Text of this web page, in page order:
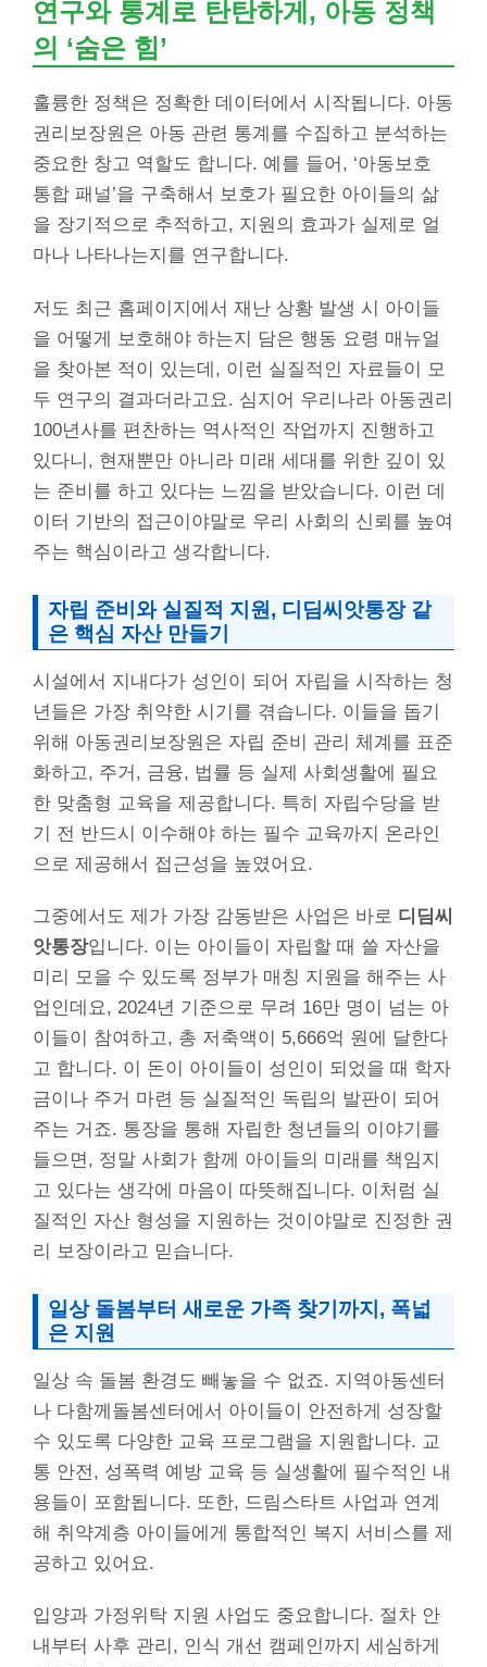
연구와 통계로 탄탄하게, 아동 정책
의 ‘숨은 힘’
훌륭한 정책은 정확한 데이터에서 시작됩니다. 아동
권리보장원은 아동 관련 통계를 수집하고 분석하는
중요한 창고 역할도 합니다. 예를 들어, ‘아동보호
통합 패널’을 구축해서 보호가 필요한 아이들의 삶
을 장기적으로 추적하고, 지원의 효과가 실제로 얼
마나 나타나는지를 연구합니다.
저도 최근 홈페이지에서 재난 상황 발생 시 아이들
을 어떻게 보호해야 하는지 담은 행동 요령 매뉴얼
을 찾아본 적이 있는데, 이런 실질적인 자료들이 모
두 연구의 결과더라고요. 심지어 우리나라 아동권리
100년사를 편찬하는 역사적인 작업까지 진행하고
있다니, 현재뿐만 아니라 미래 세대를 위한 깊이 있
는 준비를 하고 있다는 느낌을 받았습니다. 이런 데
이터 기반의 접근이야말로 우리 사회의 신뢰를 높여
주는 핵심이라고 생각합니다.
자립 준비와 실질적 지원, 디딤씨앗통장 같
은 핵심 자산 만들기
시설에서 지내다가 성인이 되어 자립을 시작하는 청
년들은 가장 취약한 시기를 겪습니다. 이들을 돕기
위해 아동권리보장원은 자립 준비 관리 체계를 표준
화하고, 주거, 금융, 법률 등 실제 사회생활에 필요
한 맞춤형 교육을 제공합니다. 특히 자립수당을 받
기 전 반드시 이수해야 하는 필수 교육까지 온라인
으로 제공해서 접근성을 높였어요.
그중에서도 제가 가장 감동받은 사업은 바로 디딤씨
앗통장입니다. 이는 아이들이 자립할 때 쓸 자산을
미리 모을 수 있도록 정부가 매칭 지원을 해주는 사
업인데요, 2024년 기준으로 무려 16만 명이 넘는 아
이들이 참여하고, 총 저축액이 5,666억 원에 달한다
고 합니다. 이 돈이 아이들이 성인이 되었을 때 학자
금이나 주거 마련 등 실질적인 독립의 발판이 되어
주는 거죠. 통장을 통해 자립한 청년들의 이야기를
들으면, 정말 사회가 함께 아이들의 미래를 책임지
고 있다는 생각에 마음이 따뜻해집니다. 이처럼 실
질적인 자산 형성을 지원하는 것이야말로 진정한 권
리 보장이라고 믿습니다.
일상 돌봄부터 새로운 가족 찾기까지, 폭넓
은 지원
일상 속 돌봄 환경도 빼놓을 수 없죠. 지역아동센터
나 다함께돌봄센터에서 아이들이 안전하게 성장할
수 있도록 다양한 교육 프로그램을 지원합니다. 교
통 안전, 성폭력 예방 교육 등 실생활에 필수적인 내
용들이 포함됩니다. 또한, 드림스타트 사업과 연계
해 취약계층 아이들에게 통합적인 복지 서비스를 제
공하고 있어요.
입양과 가정위탁 지원 사업도 중요합니다. 절차 안
내부터 사후 관리, 인식 개선 캠페인까지 세심하게